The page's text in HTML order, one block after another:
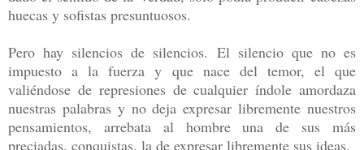
huecas y sofistas presuntuosos.
Pero hay silencios de silencios. El silencio que no es
impuesto a la fuerza y que nace del temor, el que
valiéndose de represiones de cualquier índole amordaza
nuestras palabras y no deja expresar libremente nuestros
pensamientos, arrebata al hombre una de sus más
preciadas, conquistas, la de expresar libremente sus ideas.